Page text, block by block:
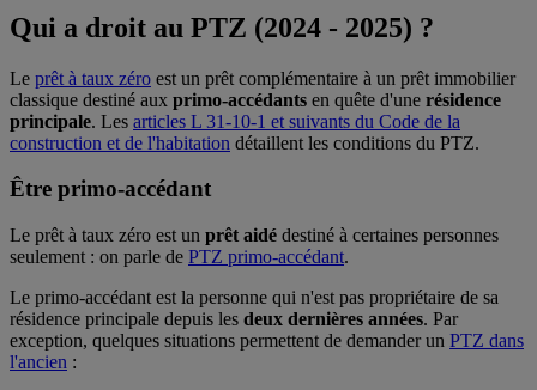
Qui a droit au PTZ (2024 - 2025) ?
Le prêt à taux zéro est un prêt complémentaire à un prêt immobilier
classique destiné aux primo-accédants en quête d'une résidence
principale. Les articles L 31-10-1 et suivants du Code de la
construction et de l'habitation détaillent les conditions du PTZ.
Être primo-accédant
Le prêt à taux zéro est un prêt aidé destiné à certaines personnes
seulement : on parle de PTZ primo-accédant.
Le primo-accédant est la personne qui n'est pas propriétaire de sa
résidence principale depuis les deux dernières années. Par
exception, quelques situations permettent de demander un PTZ dans
l'ancien :